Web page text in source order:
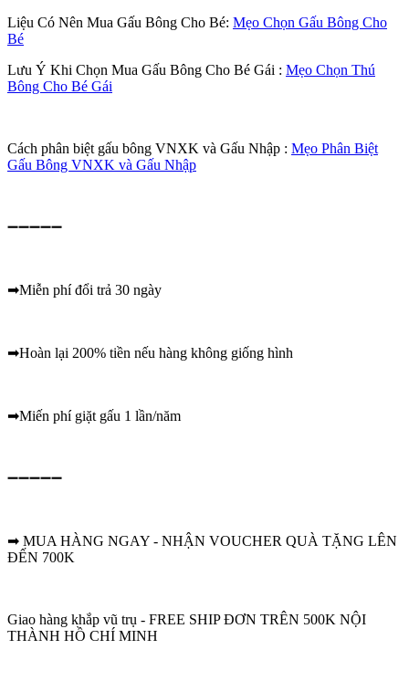
Liệu Có Nên Mua Gấu Bông Cho Bé: Mẹo Chọn Gấu Bông Cho
Bé
Lưu Ý Khi Chọn Mua Gấu Bông Cho Bé Gái : Mẹo Chọn Thú
Bông Cho Bé Gái
Cách phân biệt gấu bông VNXK và Gấu Nhập : Mẹo Phân Biệt
Gấu Bông VNXK và Gấu Nhập
➖➖➖➖➖
➡Miễn phí đổi trả 30 ngày
➡Hoàn lại 200% tiền nếu hàng không giống hình
➡Miến phí giặt gấu 1 lần/năm
➖➖➖➖➖
➡ MUA HÀNG NGAY - NHẬN VOUCHER QUÀ TẶNG LÊN
ĐẾN 700K
Giao hàng khắp vũ trụ - FREE SHIP ĐƠN TRÊN 500K NỘI
THÀNH HỒ CHÍ MINH